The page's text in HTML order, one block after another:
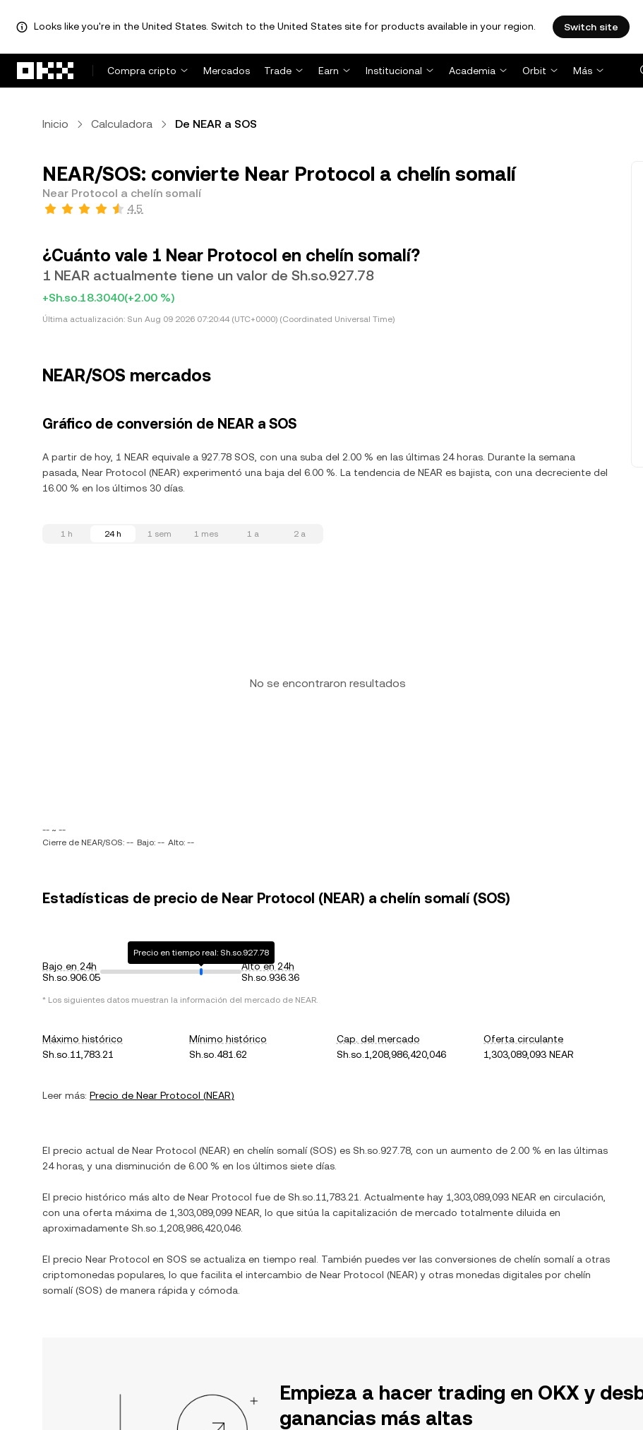
Looks like you're in the United States. Switch to the United States site for products available in your region. Switch site
Compra cripto
Mercados Trade Earn Institucional Academia Orbit Más
Inicio Calculadora De NEAR a SOS
NEAR/SOS: convierte Near Protocol a chelín somalí
Near Protocol a chelín somalí
4.5
¿Cuánto vale 1 Near Protocol en chelín somalí?
1 NEAR actualmente tiene un valor de Sh.so.927.78
+Sh.so.18.3040(+2.00 %)
Última actualización: Sun Aug 09 2026 07:20:44 (UTC+0000) (Coordinated Universal Time)
NEAR/SOS mercados
Gráfico de conversión de NEAR a SOS
A partir de hoy, 1 NEAR equivale a 927.78 SOS, con una suba del 2.00 % en las últimas 24 horas. Durante la semana
pasada, Near Protocol (NEAR) experimentó una baja del 6.00 %. La tendencia de NEAR es bajista, con una decreciente del
16.00 % en los últimos 30 días.
1 h 24 h 1 sem 1 mes 1 a 2 a
No se encontraron resultados
-- ~ --
Cierre de NEAR/SOS: -- Bajo: -- Alto: --
Estadísticas de precio de Near Protocol (NEAR) a chelín somalí (SOS)
Bajo en 24h
Sh.so.906.05
Precio en tiempo real: Sh.so.927.78
Alto en 24h
Sh.so.936.36
* Los siguientes datos muestran la información del mercado de NEAR.
Máximo histórico
Sh.so.11,783.21
Mínimo histórico
Sh.so.481.62
Cap. del mercado
Sh.so.1,208,986,420,046
Oferta circulante
1,303,089,093 NEAR
Leer más: Precio de Near Protocol (NEAR)
El precio actual de Near Protocol (NEAR) en chelín somalí(SOS) es Sh.so.927.78 , con un aumento de 2.00 % en las últimas
24 horas, y una disminución de 6.00 % en los últimos siete días.
El precio histórico más alto de Near Protocol fue de Sh.so.11,783.21 . Actualmente hay 1,303,089,093 NEAR en circulación,
con una oferta máxima de 1,303,089,099 NEAR , lo que sitúa la capitalización de mercado totalmente diluida en
aproximadamente Sh.so.1,208,986,420,046
El precio Near Protocol en SOS se actualiza en tiempo real. También puedes ver las conversiones de chelín somalía otras
criptomonedas populares, lo que facilita el intercambio de Near Protocol (NEAR) y otras monedas digitales por chelín
somalí(SOS) de manera rápida y cómoda.
Empieza a hacer trading en OKX y
ganancias más altas